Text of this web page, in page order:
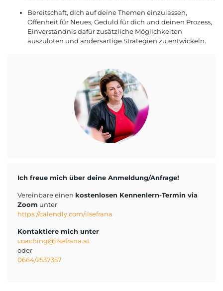
Bereitschaft, dich auf deine Themen einzulassen,
Offenheit für Neues, Geduld für dich und deinen Prozess,
Einverständnis dafür zusätzliche Möglichkeiten
auszuloten und andersartige Strategien zu entwickeln.
Ich freue mich über deine Anmeldung/Anfrage!
Vereinbare einen kostenlosen Kennenlern-Termin via
Zoom unter
https://calendly.com/ilsefrana
Kontaktiere mich unter
coaching@ilsefrana.at
oder
0664/2537357